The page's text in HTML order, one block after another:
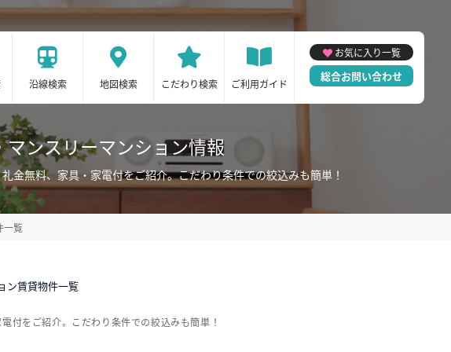
沿線検索 地図検索 こだわり検索 ご利用ガイド
お気に入り一覧
総合お問い合わせ
ンスリーマンション情報
無料、家具・家電付をご紹介。こだわり条件での絞込みも簡単！
一覧
ン賃貸物件一覧
付をご紹介。こだわり条件での絞込みも簡単！